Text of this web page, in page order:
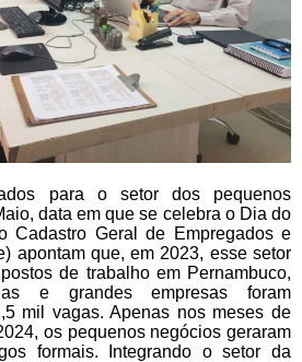
para o setor dos pequenos
data em que se celebra o Dia do
Cadastro Geral de Empregados e
apontam que, em 2023, esse setor
de trabalho em Pernambuco,
e grandes empresas foram
mil vagas. Apenas nos meses de
os pequenos negócios geraram
formais. Integrando o setor da